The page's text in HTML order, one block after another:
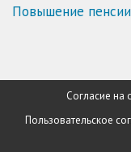
Повышение
Согласие на
Пользовательское